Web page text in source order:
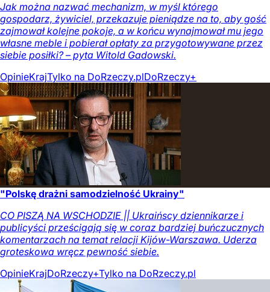
Jak można nazwać mechanizm, w myśl którego
gospodarz, żywiciel, przekazuje pieniądze na to, aby gość
zajmował kolejne pokoje, a w końcu wynajmował mu jego
własne meble i pobierał opłaty za przygotowywane przez
siebie posiłki? – pyta Witold Gadowski.
OpinieKrajTylko na DoRzeczy.plDoRzeczy+
"Polskę drażni samodzielność Ukrainy"
CO PISZĄ NA WSCHODZIE || Ukraińscy dziennikarze i
publicyści prześcigają się w coraz bardziej buńczucznych
komentarzach na temat relacji Kijów-Warszawa. Uderza
groteskowa wręcz pewność siebie.
OpinieKrajDoRzeczy+Tylko na DoRzeczy.pl